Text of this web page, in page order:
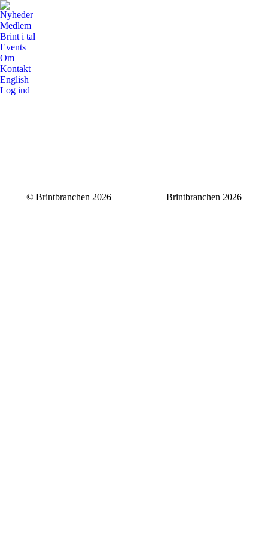
Nyheder
Medlem
Brint i tal
Events
Om
Kontakt
English
Log ind
© Brintbranchen 2026 Brintbranchen 2026